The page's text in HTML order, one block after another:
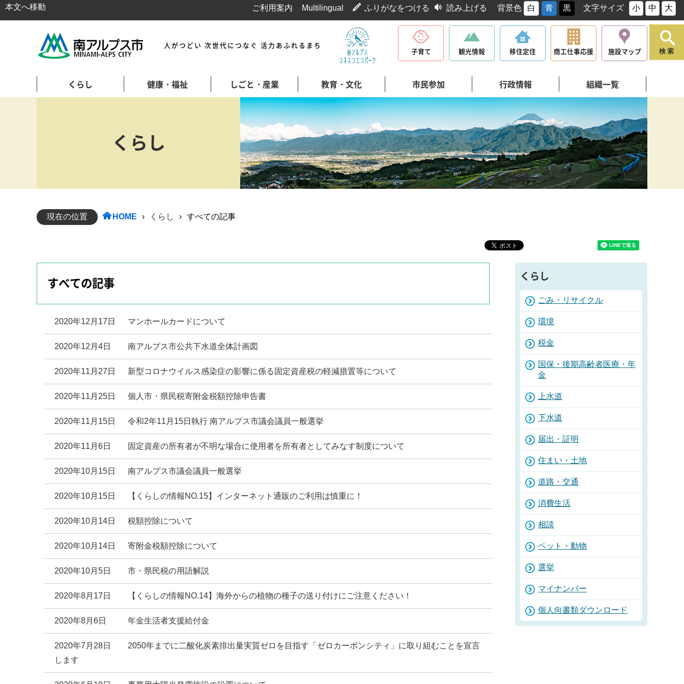
本文へ移動 ご利用案内 Multilingual ふりがなをつける 読み上げる 背景色 白 青 黒 文字サイズ 小 中 大
人がつどい 次世代につなぐ 活力あふれるまち
子育て 観光情報 移住定住 商工仕事応援 施設マップ
くらし 健康・福祉 しごと・産業 教育・文化 市民参加 行政情報 組織一覧
検索
くらし
現在の位置 HOME › くらし › すべての記事
すべての記事
2020年12月17日 マンホールカードについて
2020年12月4日 南アルプス市公共下水道全体計画図
2020年11月27日 新型コロナウイルス感染症の影響に係る固定資産税の軽減措置等について
2020年11月25日 個人市・県民税寄附金税額控除申告書
2020年11月15日 令和2年11月15日執行 南アルプス市議会議員一般選挙
2020年11月6日 固定資産の所有者が不明な場合に使用者を所有者としてみなす制度について
2020年10月15日 南アルプス市議会議員一般選挙
2020年10月15日 【くらしの情報NO.15】インターネット通販のご利用は慎重に！
2020年10月14日 税額控除について
2020年10月14日 寄附金税額控除について
2020年10月5日 市・県民税の用語解説
2020年8月17日 【くらしの情報NO.14】海外からの植物の種子の送り付けにご注意ください！
2020年8月6日 年金生活者支援給付金
2020年7月28日
2050年までに二酸化炭素排出量実質ゼロを目指す「ゼロカーボンシティ」に取り組むことを宣言
します
くらし
ごみ・リサイクル
環境
税金
国保・後期高齢者医療・年
金
上水道
下水道
届出・証明
住まい・土地
道路・交通
消費生活
相談
ペット・動物
選挙
マイナンバー
個人向書類ダウンロード